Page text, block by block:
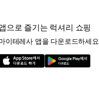
으로 즐기는 럭셔리 쇼핑
이테레사 앱을 다운로드하세요